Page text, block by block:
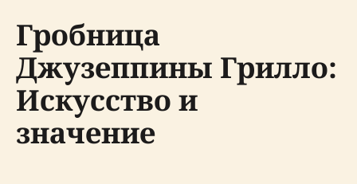
Гробница
Джузеппины Грилло:
Искусство и
значение